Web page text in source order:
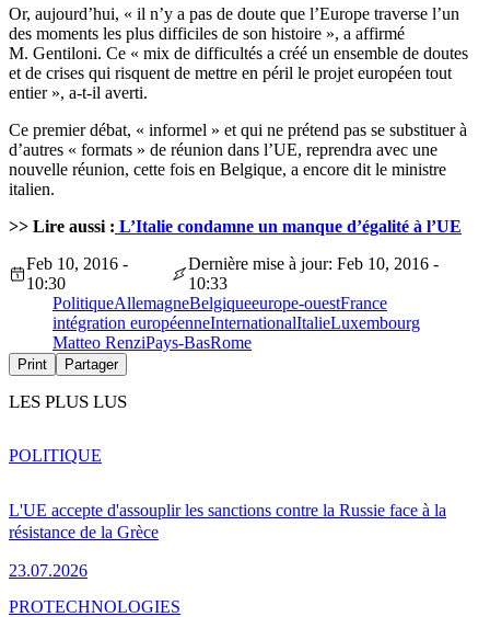
Or, aujourd’hui, « il n’y a pas de doute que l’Europe traverse l’un
des moments les plus difficiles de son histoire », a affirmé
M. Gentiloni. Ce « mix de difficultés a créé un ensemble de doutes
et de crises qui risquent de mettre en péril le projet européen tout
entier », a-t-il averti.
Ce premier débat, « informel » et qui ne prétend pas se substituer à
d’autres « formats » de réunion dans l’UE, reprendra avec une
nouvelle réunion, cette fois en Belgique, a encore dit le ministre
italien.
>> Lire aussi : L’Italie condamne un manque d’égalité à l’UE
Feb 10, 2016 -
10:30
Dernière mise à jour: Feb 10, 2016 -
10:33
PolitiqueAllemagneBelgiqueeurope-ouestFrance
intégration européenneInternationalItalieLuxembourg
Matteo RenziPays-BasRome
Print Partager
LES PLUS LUS
L'UE accepte d'assouplir les sanctions contre la Russie face à la
résistance de la Grèce
23.07.2026
POLITIQUE
PROTECHNOLOGIES